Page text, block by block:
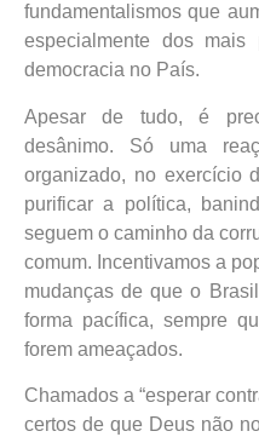
fundamentalismos que
especialmente dos
democracia no País.
Apesar de tudo, é
desânimo. Só uma
organizado, no exercício
purificar a política,
seguem o caminho da
comum. Incentivamos a
mudanças de que o
forma pacífica, sempre
forem ameaçados.
Chamados a “esperar
certos de que Deus não